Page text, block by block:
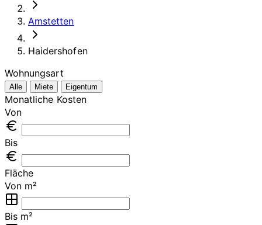
Amstetten
Haidershofen
Wohnungsart
Alle Miete Eigentum
Monatliche Kosten
Von
Bis
Fläche
Von m²
Bis m²